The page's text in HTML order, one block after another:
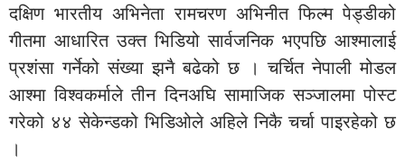
दक्षिण भारतीय अभिनेता रामचरण अभिनीत फिल्म पेड्डीको
गीतमा आधारित उक्त भिडियो सार्वजनिक भएपछि आश्मालाई
प्रशंसा गर्नेको संख्या झनै बढेको छ । चर्चित नेपाली मोडल
आश्मा विश्वकर्माले तीन दिनअघि सामाजिक सञ्जालमा पोस्ट
गरेको ४४ सेकेन्डको भिडिओले अहिले निकै चर्चा पाइरहेको छ
।